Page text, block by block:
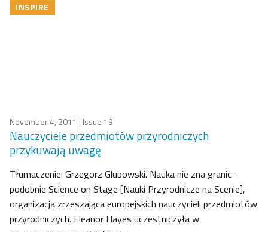
INSPIRE
November 4, 2011 | Issue 19
Nauczyciele przedmiotów przyrodniczych
przykuwają uwagę
Tłumaczenie: Grzegorz Glubowski. Nauka nie zna granic -
podobnie Science on Stage [Nauki Przyrodnicze na Scenie],
organizacja zrzeszająca europejskich nauczycieli przedmiotów
przyrodniczych. Eleanor Hayes uczestniczyła w